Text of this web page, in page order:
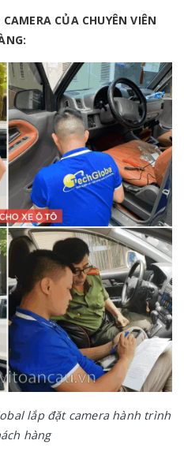
CỦA CHUYÊN VIÊN
lắp đặt camera hành trình
hàng